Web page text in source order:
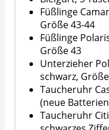
Füßlinge
Größe 43-44
Füßlinge
Größe 43
Unterzieher
schwarz,
Taucheruhr
(neue
Taucheruhr